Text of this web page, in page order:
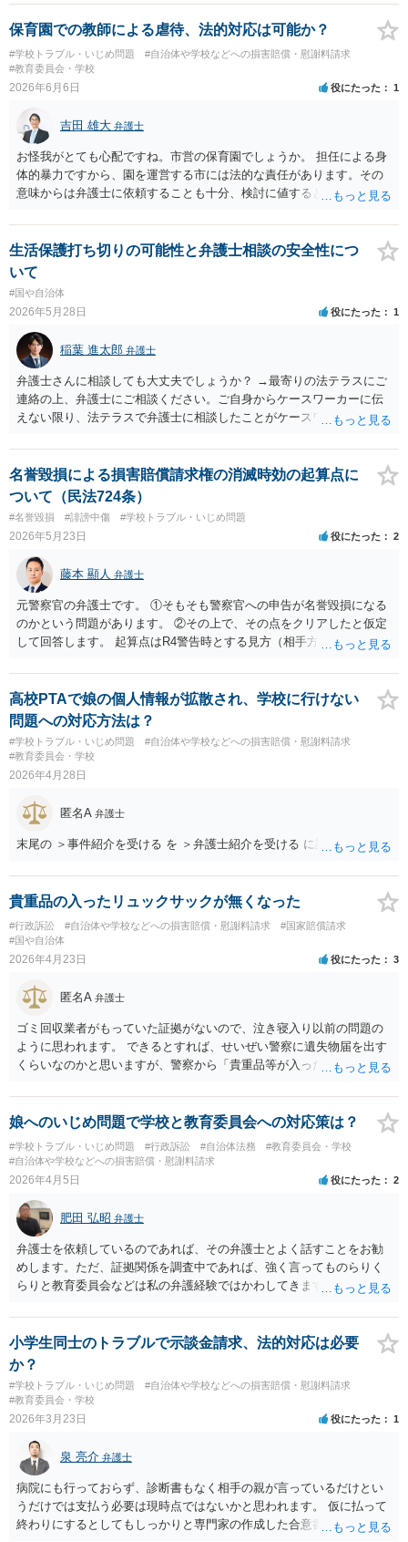
は家族間の内輪の揉め事に過ぎないという評価を受けてしまうのでは
ないかと危惧します。 本気で申立てを考えておられるなら、手続戦略
と理論を慎重に検討する必要があると思われます。まずは、戸籍法に
詳しい弁護士へ相談された方がよいでしょう。
保育園での教師による虐待、法的対応は可能か？
#学校トラブル・いじめ問題
#自治体や学校などへの損害賠償・慰謝料請求
#教育委員会・学校
2026年6月6日 役にたった 1
吉田 雄大 弁護士
お怪我がとても心配ですね。市営の保育園でしょうか。 担任による身
体的暴力ですから、園を運営する市には法的な責任があります。その
意味からは弁護士に依頼することも十分、検討に値するといえます。
を自ら認めることは稀です。 損害賠償を求めた場合であっても、市は
容易に賠償に応じませんし、裁判等にもつれ込んでもどの程度の金額
となるか、予測が付きづらい面もあります。 このように、弁護士への
依頼はいわゆる費用倒れとなる可能性も考えねばなりません。ご依頼
なさったとして、受けるかどうかは弁護士次第ですが、お会いになる
弁護士とも、見通しや方針等について前もってよくご相談なさること
をお勧めいたします。
生活保護打ち切りの可能性と弁護士相談の安全性につ
いて
#国や自治体
2026年5月28日 役にたった 1
稲葉 進太郎 弁護士
弁護士さんに相談しても大丈夫でしょうか？ →最寄りの法テラスにご
連絡の上、弁護士にご相談ください。ご自身からケースワーカーに伝
えない限り、法テラスで弁護士に相談したことがケースワーカーに発
したことをもって保護が打ち切られれば大問題となるでしょうから、
弁護士に相談したにより打ち切りとなる可能性はあまり考えられない
でしょう。
名誉毀損による損害賠償請求権の消滅時効の起算点に
ついて（民法724条）
#名誉毀損 #誹謗中傷 #学校トラブル・いじめ問題
2026年5月23日 役にたった 2
藤本 顯人 弁護士
元警察官の弁護士です。 ①そもそも警察官への申告が名誉毀損になる
のかという問題があります。 ②その上で、その点をクリアしたと仮定
して回答します。 起算点はR4警告時とする見方（相手方）もあり得ま
えないとの反論（こちら側）は成立します。 R7/7/9起算点の根拠は、
R4時点では内容不知であり請求は困難というものです。 ただし、R4
の行為状況や内容などから、警察官から警告があれば「行為」と「警
告」が結びつくので、R４時点とされる可能性は残ります。
高校PTAで娘の個人情報が拡散され、学校に行けない
問題への対応方法は？
#学校トラブル・いじめ問題
#自治体や学校などへの損害賠償・慰謝料請求
#教育委員会・学校
2026年4月28日
匿名A 弁護士
末尾の ＞事件紹介を受ける を ＞弁護士紹介を受ける に訂正します。
貴重品の入ったリュックサックが無くなった
#行政訴訟 #自治体や学校などへの損害賠償・慰謝料請求
#国家賠償請求
#国や自治体
2026年4月23日 役にたった 3
匿名A 弁護士
ゴミ回収業者がもっていた証拠がないので、泣き寝入り以前の問題の
ように思われます。 できるとすれば、せいぜい警察に遺失物届を出す
くらいなのかと思いますが、警察から「貴重品等が入ったリュックサ
われます。
娘へのいじめ問題で学校と教育委員会への対応策は？
#学校トラブル・いじめ問題 #行政訴訟 #自治体法務
#教育委員会・学校
#自治体や学校などへの損害賠償・慰謝料請求
2026年4月5日 役にたった 2
肥田 弘昭 弁護士
弁護士を依頼しているのであれば、その弁護士とよく話すことをお勧
めします。ただ、証拠関係を調査中であれば、強く言ってものらりく
らりと教育委員会などは私の弁護経験ではかわしてきますので、やは
います。現在調査中であれば、調査終了までまつのが良いと私は思い
ます。ご参考にしてください。
小学生同士のトラブルで示談金請求、法的対応は必要
か？
#学校トラブル・いじめ問題
#自治体や学校などへの損害賠償・慰謝料請求
#教育委員会・学校
2026年3月23日 役にたった 1
泉 亮介 弁護士
病院にも行っておらず、診断書もなく相手の親が言っているだけとい
うだけでは支払う必要は現時点ではないかと思われます。 仮に払って
終わりにするとしてもしっかりと専門家の作成した合意書に署名押印